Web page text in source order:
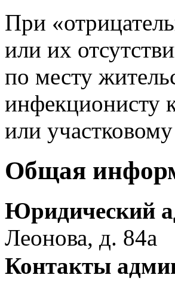
При
или их
по месту
инфекционисту
или
Общая
Юридический
Леонова, д. 84а
Контакты